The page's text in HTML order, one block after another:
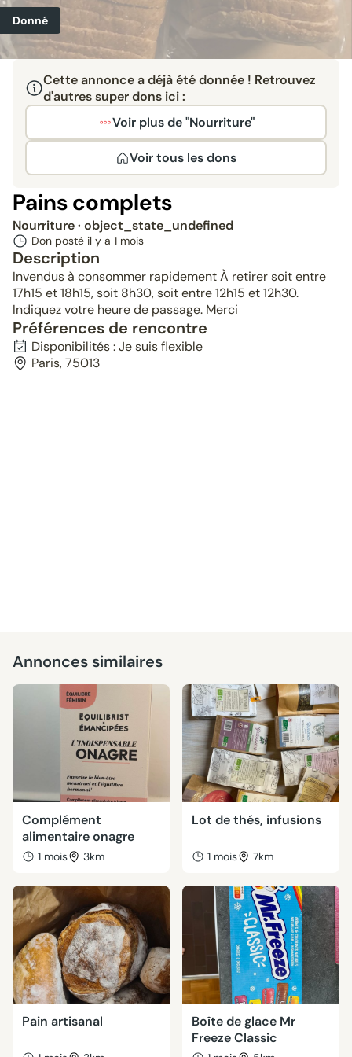
Donné
Cette annonce a déjà été donnée ! Retrouvez
d'autres super dons ici :
Voir plus de "Nourriture"
Voir tous les dons
Pains complets
Nourriture· object_state_undefined
Don posté il y a 1 mois
Description
Invendus à consommer rapidement À retirer soit entre
17h15 et 18h15, soit 8h30, soit entre 12h15 et 12h30.
Indiquez votre heure de passage. Merci
Préférences de rencontre
Disponibilités : Je suis flexible
Paris, 75013
Annonces similaires
Complément
alimentaire onagre
1 mois 3km
Lot de thés, infusions
1 mois 7km
Pain artisanal
Boîte de glace Mr
Freeze Classic